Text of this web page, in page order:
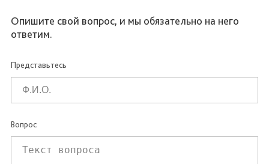
Опишите свой вопрос, и мы обязательно на него
ответим.
Представьтесь
Вопрос